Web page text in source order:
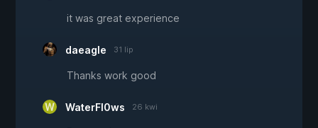
it was great experience
daeagle 31 lip
Thanks work good
WaterFl0ws 26 kwi